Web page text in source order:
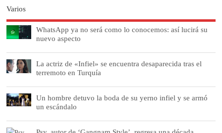
Varios
WhatsApp ya no será como lo conocemos: así lucirá su
nuevo aspecto
La actriz de «Infiel» se encuentra desaparecida tras el
terremoto en Turquía
Un hombre detuvo la boda de su yerno infiel y se armó
un escándalo